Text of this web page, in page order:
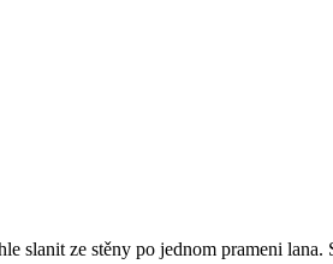
slanit ze stěny po jednom prameni